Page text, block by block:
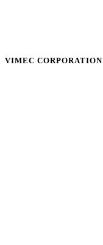
VIMEC CORPORATION